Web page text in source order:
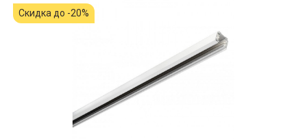
Скидка до -20%